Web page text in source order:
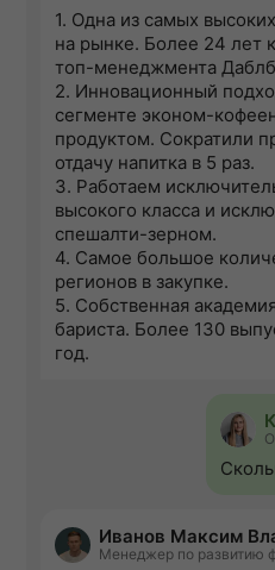
1. Одна из самых
на рынке. Более 24 лет
топ-менеджмента
2. Инновационный
сегменте эконом-
продуктом. Сократили
отдачу напитка в 5 раз.
3. Работаем
высокого класса и
спешалти-зерном.
4. Самое большое
регионов в закупке.
5. Собственная
бариста. Более 130
год.
Иванов Максим
Менеджер по развитию